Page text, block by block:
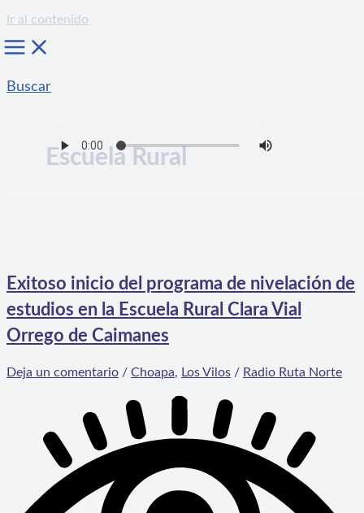
Ir al contenido
Buscar
Escuela Rural
Exitoso inicio del programa de nivelación de
estudios en la Escuela Rural Clara Vial
Orrego de Caimanes
Deja un comentario / Choapa, Los Vilos / Radio Ruta Norte